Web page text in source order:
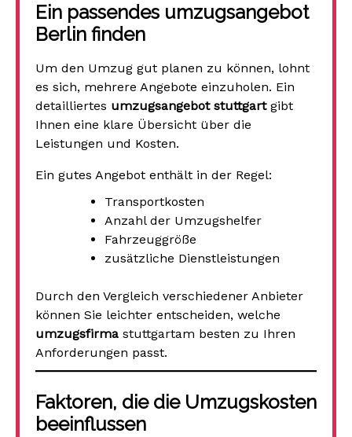
Ein passendes umzugsangebot
Berlin finden
Um den Umzug gut planen zu können, lohnt
es sich, mehrere Angebote einzuholen. Ein
detailliertes umzugsangebot stuttgartgibt
Ihnen eine klare Übersicht über die
Leistungen und Kosten.
Ein gutes Angebot enthält in der Regel:
Transportkosten
Anzahl der Umzugshelfer
Fahrzeuggröße
zusätzliche Dienstleistungen
Durch den Vergleich verschiedener Anbieter
können Sie leichter entscheiden, welche
umzugsfirma stuttgartam besten zu Ihren
Anforderungen passt.
Faktoren, die die Umzugskosten
beeinflussen